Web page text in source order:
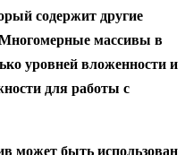
содержит другие
Многомерные массивы в
уровней вложенности и
для работы с
может быть использован